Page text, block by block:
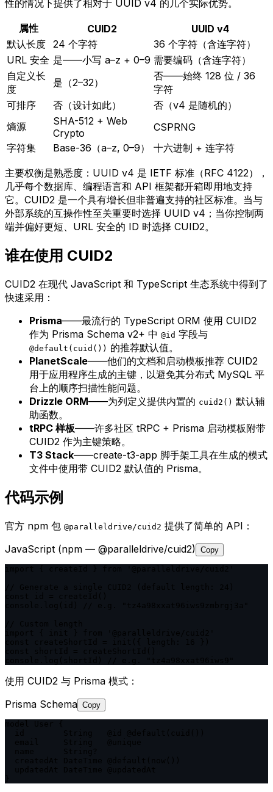
性的情况下提供了相对于 UUID v4 的几个实际优势。
属性 CUID2
UUID v4
默认长度 24 个字符
36 个字符（含连字符）
URL 安全 是——小写 a–z + 0–9 需要编码（含连字符）
自定义长
度
是（2–32）
否——始终 128 位 / 36
字符
可排序
否（设计如此）
否（v4 是随机的）
熵源
SHA-512 + Web
Crypto
CSPRNG
字符集
Base-36（a–z, 0–9） 十六进制 + 连字符
主要权衡是熟悉度：UUID v4 是 IETF 标准（RFC 4122），
几乎每个数据库、编程语言和 API 框架都开箱即用地支持
它。CUID2 是一个具有增长但非普遍支持的社区标准。当与
外部系统的互操作性至关重要时选择 UUID v4；当你控制两
端并偏好更短、URL 安全的 ID 时选择 CUID2。
谁在使用 CUID2
CUID2 在现代 JavaScript 和 TypeScript 生态系统中得到了
快速采用：
Prisma——最流行的 TypeScript ORM 使用 CUID2
作为 Prisma Schema v2+ 中 @id 字段与
@default(cuid()) 的推荐默认值。
PlanetScale——他们的文档和启动模板推荐 CUID2
用于应用程序生成的主键，以避免其分布式 MySQL 平
台上的顺序扫描性能问题。
Drizzle ORM——为列定义提供内置的 cuid2() 默认辅
助函数。
tRPC 样板——许多社区 tRPC + Prisma 启动模板附带
CUID2 作为主键策略。
T3 Stack——create-t3-app 脚手架工具在生成的模式
文件中使用带 CUID2 默认值的 Prisma。
代码示例
官方 npm 包 @paralleldrive/cuid2 提供了简单的 API：
JavaScript (npm — @paralleldrive/cuid2) Copy
使用 CUID2 与 Prisma 模式：
Prisma Schema Copy